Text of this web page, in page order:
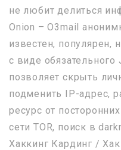
не любит делиться
Onion – O3mail
известен,
с виде обязательного
позволяет скрыть
подменить IP-адрес,
ресурс от
сети TOR, поиск в
Хаккинг Кардинг /